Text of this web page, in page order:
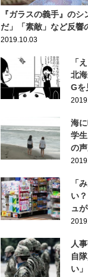
『ガラスの義手』の
だ」「素敵」など反響
2019.10.03
「
北
G
海
学
の
「
い
ュ
人
自
い